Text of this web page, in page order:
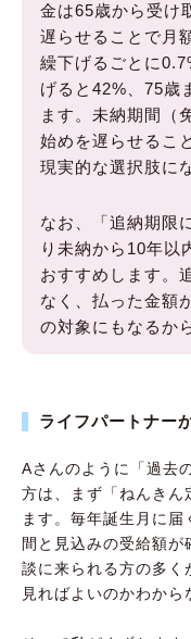
金は65歳から受け
遅らせることで月
繰下げるごとに
げると42%、75歳
ます。未納期間（
始めを遅らせるこ
現実的な選択肢に
なお、「追納期限
り未納から10年以
おすすめします。
なく、払った金額
の対象にもなるか
ライフパートナー
Aさんのように「過去
方は、まず「ねんきん
ます。毎年誕生月に
間と見込みの受給額が
談に来られる方の多く
見ればよいのかわから